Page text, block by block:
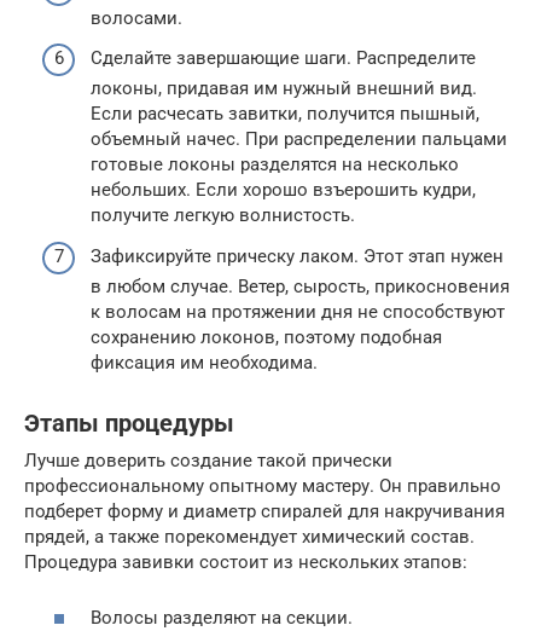
волосами.
Сделайте завершающие шаги. Распределите
локоны, придавая им нужный внешний вид.
Если расчесать завитки, получится пышный,
объемный начес. При распределении пальцами
готовые локоны разделятся на несколько
небольших. Если хорошо взъерошить кудри,
получите легкую волнистость.
Зафиксируйте прическу лаком. Этот этап нужен
в любом случае. Ветер, сырость, прикосновения
к волосам на протяжении дня не способствуют
сохранению локонов, поэтому подобная
фиксация им необходима.
Этапы процедуры
Лучше доверить создание такой прически
профессиональному опытному мастеру. Он правильно
подберет форму и диаметр спиралей для накручивания
прядей, а также порекомендует химический состав.
Процедура завивки состоит из нескольких этапов:
Волосы разделяют на секции.